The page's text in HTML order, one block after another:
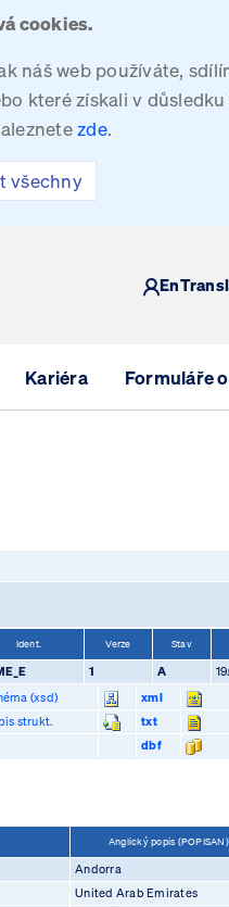
cookies.
náš web používáte,
které získali v
zde.
všechny
En
Kariéra Formuláře
Ident. Verze Stav
1 A
(xsd)
xml
strukt.
txt
dbf
Anglický popis (POPISAN)
Andorra
United Arab Emirates